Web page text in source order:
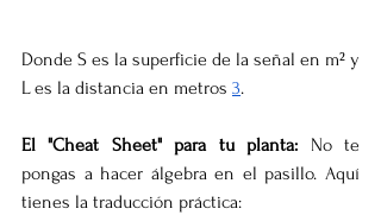
Donde S es la superficie de la señal en m² y
L es la distancia en metros 3.
El "Cheat Sheet" para tu planta: No te
pongas a hacer álgebra en el pasillo. Aquí
tienes la traducción práctica: